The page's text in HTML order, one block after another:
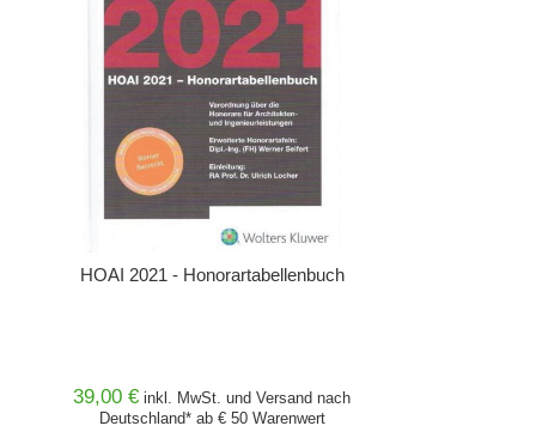
HOAI 2021 - Honorartabellenbuch
39,00 € inkl. MwSt. undVersand nach
Deutschland* ab € 50 Warenwert